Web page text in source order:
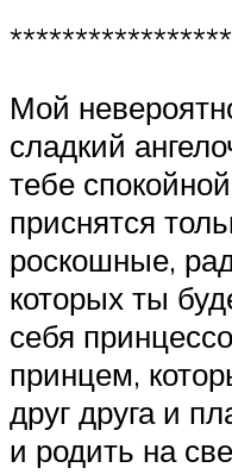
Мой
сладкий
тебе
приснятся
роскошные,
которых ты
себя
принцем,
друг друга и
и родить на